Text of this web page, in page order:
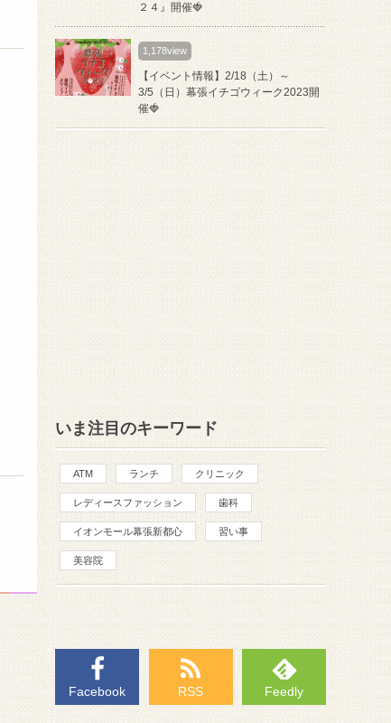
２４』開催🍓
1,178view
【イベント情報】2/18（土）～
3/5（日）幕張イチゴウィーク2023開
催🍓
いま注目のキーワード
ATM ランチ クリニック
レディースファッション 歯科
イオンモール幕張新都心 習い事
美容院
Facebook RSS Feedly